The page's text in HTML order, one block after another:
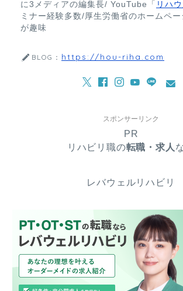
に3メディアの編集長/ YouTube「 リハ
ミナー経験多数/厚生労働省のホームペー
が趣味
BLOG： https://hou-riha.com
スポンサーリンク
PR
リハビリ職の転職・求人
レバウェルリハビリ